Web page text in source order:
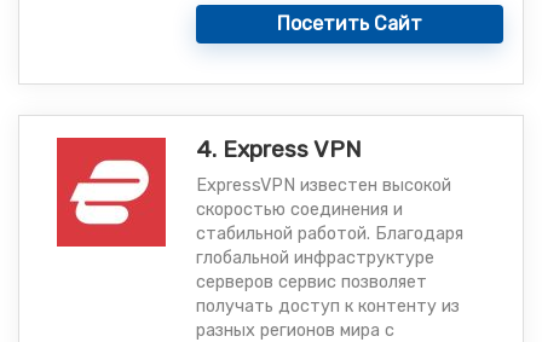
Посетить Сайт
4. Express VPN
ExpressVPN известен высокой
скоростью соединения и
стабильной работой. Благодаря
глобальной инфраструктуре
серверов сервис позволяет
получать доступ к контенту из
разных регионов мира с